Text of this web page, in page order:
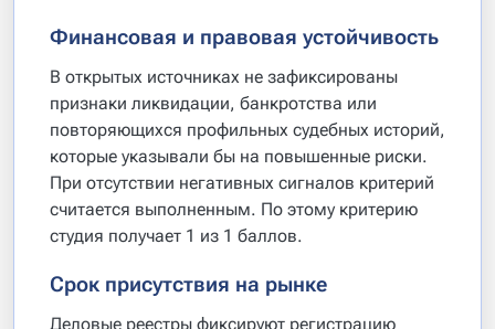
Финансовая и правовая устойчивость
В открытых источниках не зафиксированы
признаки ликвидации, банкротства или
повторяющихся профильных судебных историй,
которые указывали бы на повышенные риски.
При отсутствии негативных сигналов критерий
считается выполненным. По этому критерию
студия получает 1 из 1 баллов.
Срок присутствия на рынке
Деловые реестры фиксируют регистрацию